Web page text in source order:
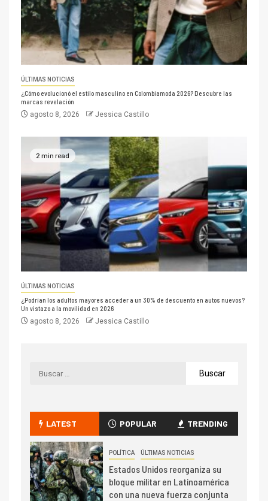
ÚLTIMAS NOTICIAS
¿Cómo evolucionó el estilo masculino en Colombiamoda 2026? Descubre las
marcas revelación
agosto 8, 2026 Jessica Castillo
2 min read
ÚLTIMAS NOTICIAS
¿Podrían los adultos mayores acceder a un 30% de descuento en autos nuevos?
Un vistazo a la movilidad en 2026
agosto 8, 2026 Jessica Castillo
LATEST POPULAR TRENDING
POLÍTICA ÚLTIMAS NOTICIAS
Estados Unidos reorganiza su
bloque militar en Latinoamérica
con una nueva fuerza conjunta